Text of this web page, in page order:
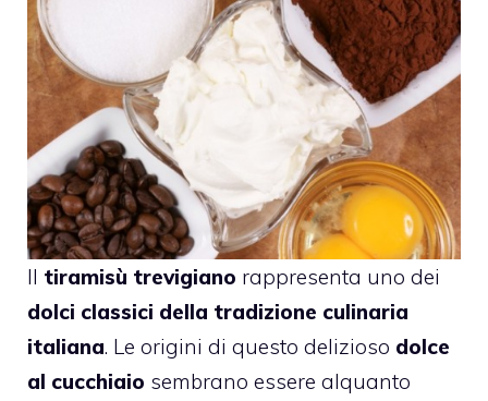
Il tiramisù trevigiano rappresenta uno dei
dolci classici della tradizione culinaria
italiana. Le origini di questo delizioso dolce
al cucchiaio sembrano essere alquanto